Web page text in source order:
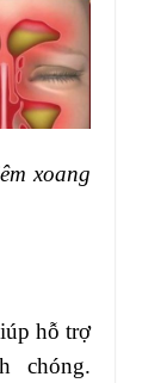
xoang
hỗ trợ
chóng.